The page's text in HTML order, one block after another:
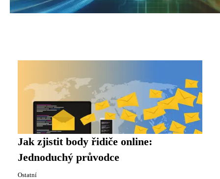
Jak zjistit body řidiče online:
Jednoduchý průvodce
Ostatní